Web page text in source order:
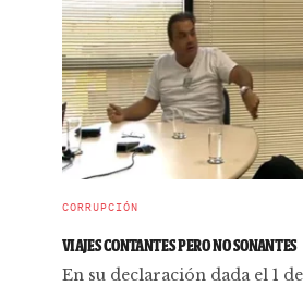
CORRUPCIÓN
VIAJES CONTANTES PERO NO SONANTES
En su declaración dada el 1